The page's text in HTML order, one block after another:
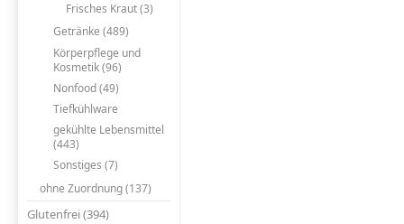
Frisches Kraut (3)
Getränke (489)
Körperpflege und
Kosmetik (96)
Nonfood (49)
Tiefkühlware
gekühlte Lebensmittel
(443)
Sonstiges (7)
ohne Zuordnung (137)
Glutenfrei (394)